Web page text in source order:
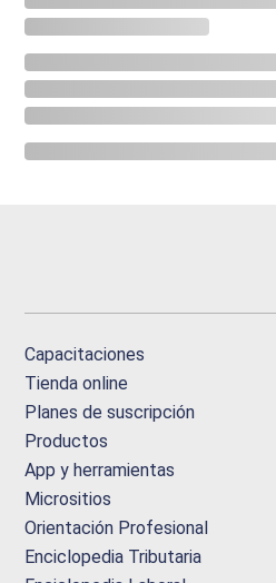
Capacitaciones
Tienda online
Planes de suscripción
Productos
App y herramientas
Micrositios
Orientación Profesional
Enciclopedia Tributaria